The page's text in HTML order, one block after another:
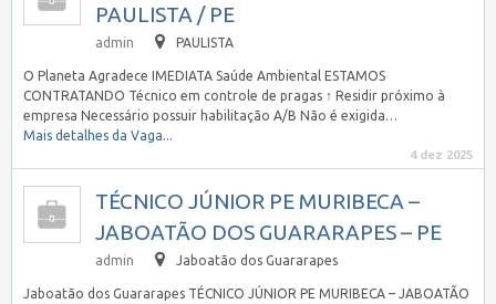
PAULISTA / PE
admin PAULISTA
O Planeta Agradece IMEDIATA Saúde Ambiental ESTAMOS
CONTRATANDO Técnico em controle de pragas ↑ Residir próximo à
empresa Necessário possuir habilitação A/B Não é exigida…
Mais detalhes da Vaga...
4 dez 2025
TÉCNICO JÚNIOR PE MURIBECA –
JABOATÃO DOS GUARARAPES – PE
admin Jaboatão dos Guararapes
Jaboatão dos Guararapes TÉCNICO JÚNIOR PE MURIBECA – JABOATÃO